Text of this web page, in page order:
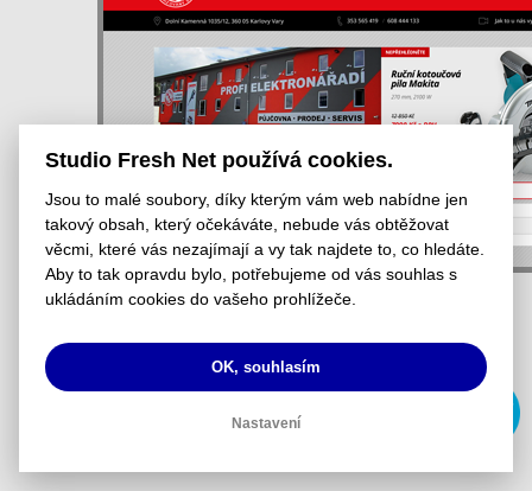
Studio Fresh Net používá cookies.
Jsou to malé soubory, díky kterým vám web nabídne jen
takový obsah, který očekáváte, nebude vás obtěžovat
věcmi, které vás nezajímají a vy tak najdete to, co hledáte.
Aby to tak opravdu bylo, potřebujeme od vás souhlas s
ukládáním cookies do vašeho prohlížeče.
OK, souhlasím
Nastavení